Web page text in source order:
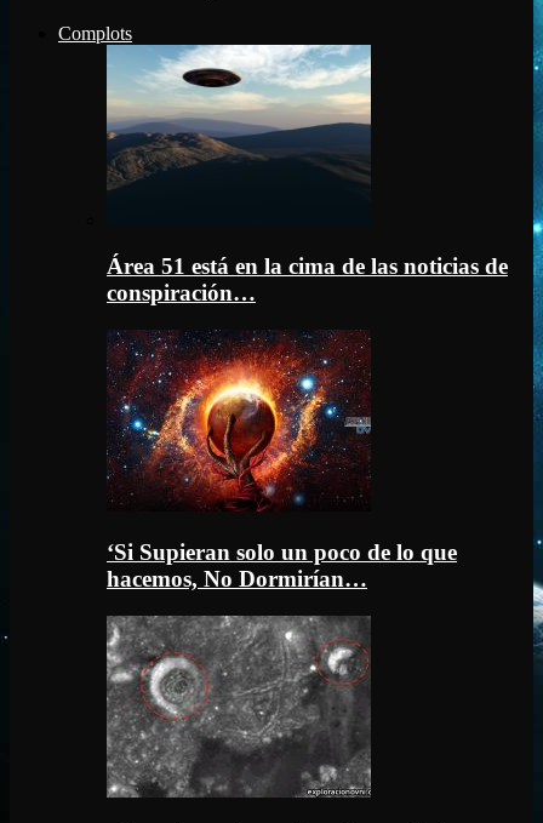
Complots
Área 51 está en la cima de las noticias de
conspiración…
‘Si Supieran solo un poco de lo que
hacemos, No Dormirían…